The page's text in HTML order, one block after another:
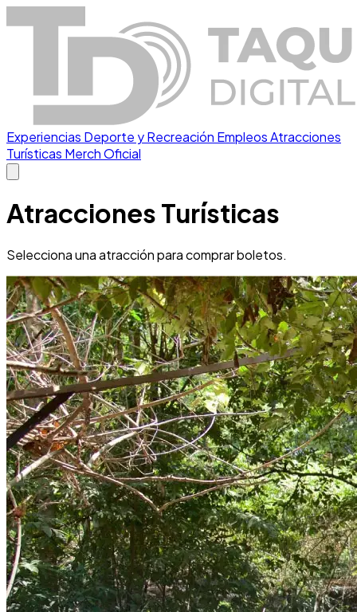
Experiencias Deporte y Recreación EmpleosAtracciones
Turísticas Merch Oficial
Atracciones Turísticas
Selecciona una atracción para comprar boletos.